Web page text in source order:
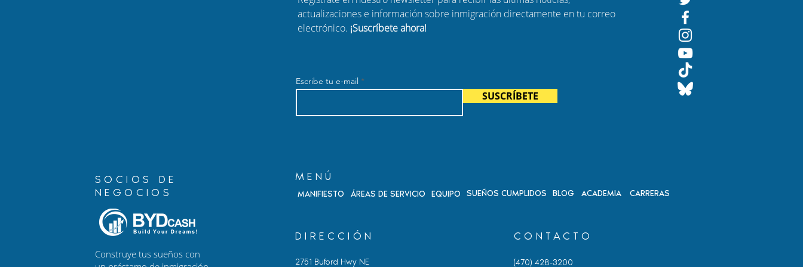
de TPS y riesgos de
seguridad migratoria
actualizaciones e información sobre inmigración directamente en tu correo
electrónico. ¡Suscríbete ahora!
Escribe tu e-mail
SUSCRÍBETE
SOCIOS DE
NEGOCIOS
Construye tus sueños con
MENÚ
MANIFIESTO ÁREAS DE SERVICIO
DIRECCIÓN
2751 Buford Hwy NE
EQUIPO SUEÑOS CUMPLIDOS BLOG ACADEMIA CARRERAS
CONTACTO
(470) 428-3200